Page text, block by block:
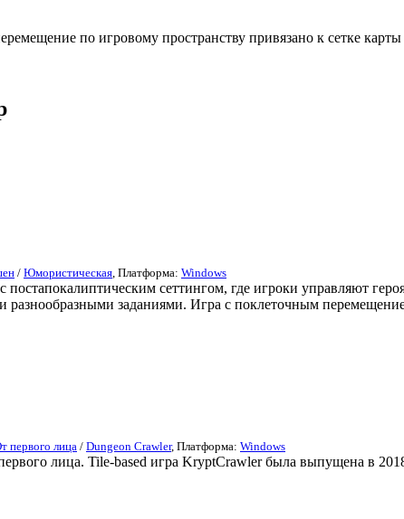
по игровому пространству привязано к сетке
/ Юмористическая , Платформа: Windows
постапокалиптическим сеттингом, где игроки управляют
разнообразными заданиями. Игра с поклеточным
первого лица / Dungeon Crawler, Платформа: Windows
лица. Tile-based игра KryptCrawler была выпущена в